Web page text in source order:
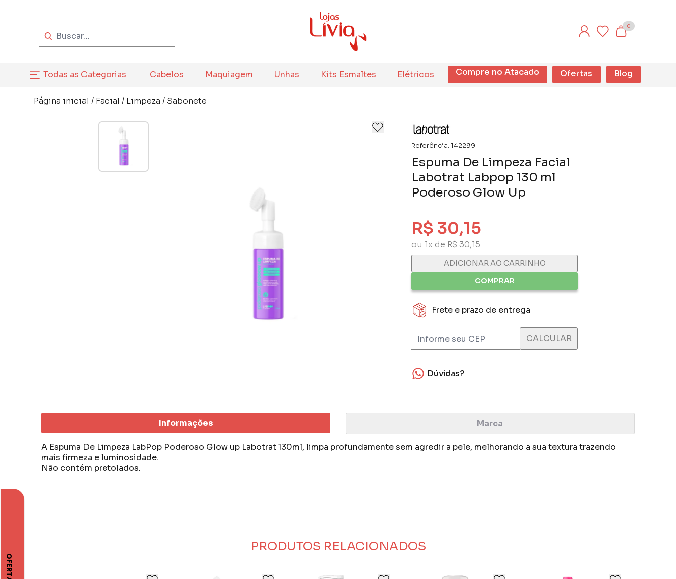
0
Todas as Categorias Cabelos Maquiagem Unhas Kits Esmaltes Elétricos Compre no Atacado Ofertas Blog
Página inicial / Facial / Limpeza / Sabonete
Referência: 142299
Espuma De Limpeza Facial
Labotrat Labpop 130 ml
Poderoso Glow Up
R$ 30,15
ou 1x de R$ 30,15
ADICIONAR AO CARRINHO
COMPRAR
Frete e prazo de entrega
Dúvidas?
Informações Marca
A Espuma De Limpeza LabPop Poderoso Glow up Labotrat 130ml, limpa profundamente sem agredir a pele, melhorando a sua textura trazendo
mais firmeza e luminosidade.
Não contém pretolados.
PRODUTOS RELACIONADOS